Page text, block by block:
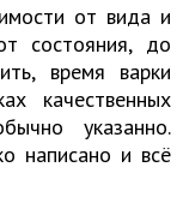
от вида и
состояния, до
время варки
качественных
указанно.
написано и всё